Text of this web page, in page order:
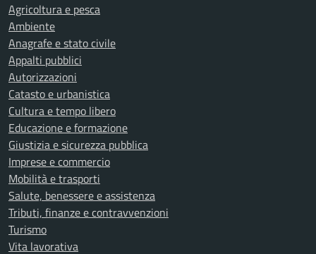
Agricoltura e pesca
Ambiente
Anagrafe e stato civile
Appalti pubblici
Autorizzazioni
Catasto e urbanistica
Cultura e tempo libero
Educazione e formazione
Giustizia e sicurezza pubblica
Imprese e commercio
Mobilità e trasporti
Salute, benessere e assistenza
Tributi, finanze e contravvenzioni
Turismo
Vita lavorativa